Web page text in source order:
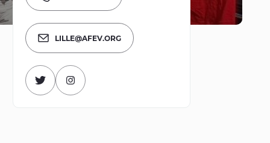
LILLE@AFEV.ORG
Visitez le compte Twitter
Visitez la page Instagram